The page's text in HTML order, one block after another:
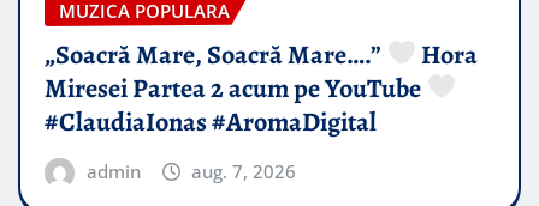
MUZICA POPULARA
„Soacră Mare, Soacră Mare….”
Hora
Miresei Partea 2 acum pe YouTube
#ClaudiaIonas #AromaDigital
admin aug. 7, 2026